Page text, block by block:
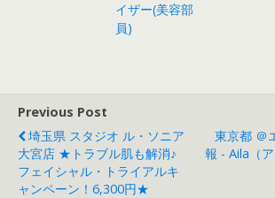
イザー(美容部
員)
Previous Post
埼玉県 スタジオ ル・ソニア
大宮店 ★トラブル肌も解消♪
フェイシャル・トライアルキ
ャンペーン！6,300円★
東京都 ＠
報 - Aila（